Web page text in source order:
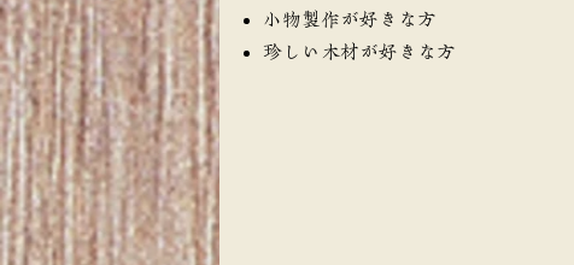
小物製作が好きな方
珍しい木材が好きな方